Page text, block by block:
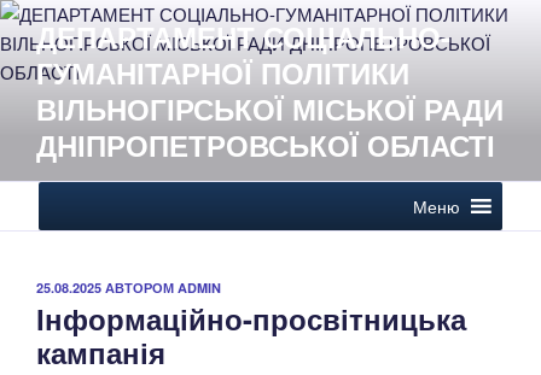
Перейти
до
вмісту
ДЕПАРТАМЕНТ СОЦІАЛЬНО-
ГУМАНІТАРНОЇ ПОЛІТИКИ
ВІЛЬНОГІРСЬКОЇ МІСЬКОЇ РАДИ
ДНІПРОПЕТРОВСЬКОЇ ОБЛАСТІ
Меню
ОПУБЛІКОВАНО
25.08.2025 АВТОРОМ ADMIN
Інформаційно-просвітницька
кампанія